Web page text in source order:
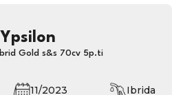
Gold s&s 70cv 5p.ti
11/2023 Ibrida